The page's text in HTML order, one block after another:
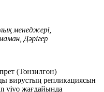
менеджері,
Дәрігер
(Тонзилгон)
вирустың репликациясын
vivo жағдайында